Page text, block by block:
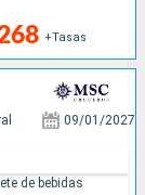
+Tasas
09/01/2027
de bebidas